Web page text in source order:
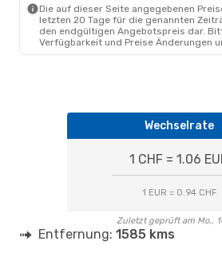
Die auf dieser Seite angegebenen
letzten 20 Tage für die genannten
den endgültigen Angebotspreis dar.
Verfügbarkeit und Preise Änderungen
Wechselrate
1 CHF = 1.06
1 EUR = 0.94 CHF
Zuletzt geprüft am Mo.,
Entfernung: 1585 kms